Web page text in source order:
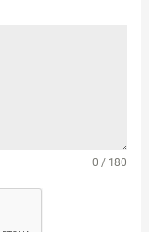
0 / 180